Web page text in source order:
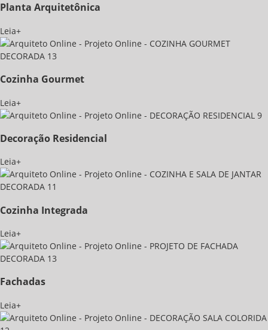
Planta Arquitetônica
Leia+
Cozinha Gourmet
Leia+
Decoração Residencial
Leia+
Cozinha Integrada
Leia+
Fachadas
Leia+